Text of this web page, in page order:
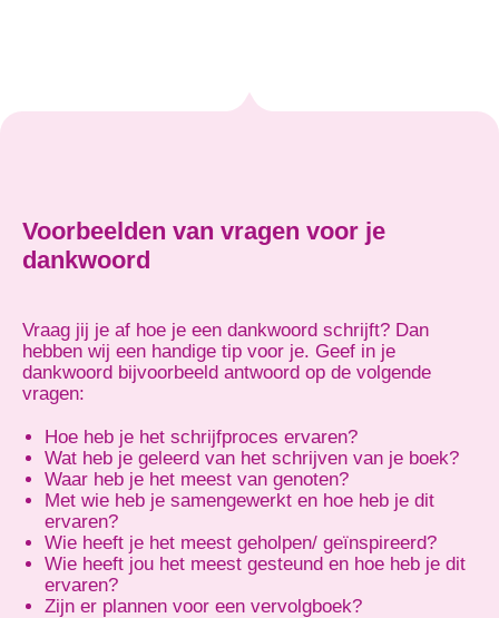
Voorbeelden van vragen voor je
dankwoord
Vraag jij je af hoe je een dankwoord schrijft? Dan
hebben wij een handige tip voor je. Geef in je
dankwoord bijvoorbeeld antwoord op de volgende
vragen:
Hoe heb je het schrijfproces ervaren?
Wat heb je geleerd van het schrijven van je boek?
Waar heb je het meest van genoten?
Met wie heb je samengewerkt en hoe heb je dit
ervaren?
Wie heeft je het meest geholpen/ geïnspireerd?
Wie heeft jou het meest gesteund en hoe heb je dit
ervaren?
Zijn er plannen voor een vervolgboek?